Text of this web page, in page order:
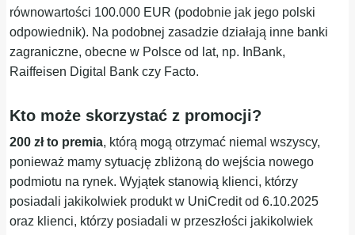
równowartości 100.000 EUR (podobnie jak jego polski
odpowiednik). Na podobnej zasadzie działają inne banki
zagraniczne, obecne w Polsce od lat, np. InBank,
Raiffeisen Digital Bank czy Facto.
Kto może skorzystać z promocji?
200 zł to premia, którą mogą otrzymać niemal wszyscy,
ponieważ mamy sytuację zbliżoną do wejścia nowego
podmiotu na rynek. Wyjątek stanowią klienci, którzy
posiadali jakikolwiek produkt w UniCredit od 6.10.2025
oraz klienci, którzy posiadali w przeszłości jakikolwiek